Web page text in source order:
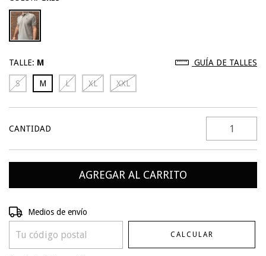
TALLE: M GUÍA DE TALLES
S M L XL XXL
CANTIDAD
Entregas para el CP:
Medios de envío
CALCULAR